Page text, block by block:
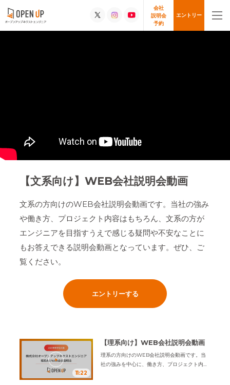
会社
説明会
予約
エントリー
【文系向け】WEB会社説明会動画
文系の方向けのWEB会社説明会動画です。 当社の強み
や働き方、プロジェクト内容はもちろん、文系の方が
エンジニアを目指すうえで感じる疑問や不安なことに
もお答えできる説明会動画となっています。ぜひ、ご
覧ください。
エントリーする
11:22
【理系向け】WEB会社説明会動画
理系の方向けのWEB会社説明会動画です。 当
社の強みを中心に、働き方、プロジェクト内